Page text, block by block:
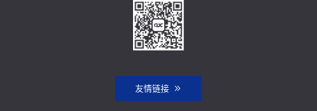
友情链接